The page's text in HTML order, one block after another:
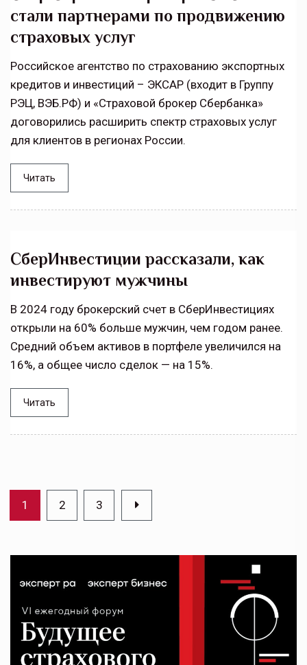
стали партнерами по продвижению
страховых услуг
Российское агентство по страхованию экспортных
кредитов и инвестиций – ЭКСАР (входит в Группу
РЭЦ, ВЭБ.РФ) и «Страховой брокер Сбербанка»
договорились расширить спектр страховых услуг
для клиентов в регионах России.
Читать
СберИнвестиции рассказали, как
инвестируют мужчины
В 2024 году брокерский счет в СберИнвестициях
открыли на 60% больше мужчин, чем годом ранее.
Средний объем активов в портфеле увеличился на
16%, а общее число сделок — на 15%.
Читать
1 2 3